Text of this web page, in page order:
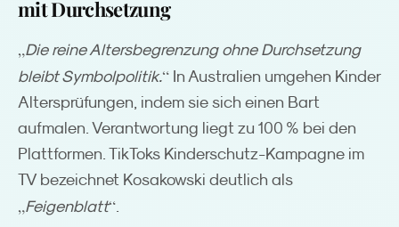
mit Durchsetzung
„Die reine Altersbegrenzung ohne Durchsetzung
bleibt Symbolpolitik.“ In Australien umgehen Kinder
Altersprüfungen, indem sie sich einen Bart
aufmalen. Verantwortung liegt zu 100 % bei den
Plattformen. TikToks Kinderschutz-Kampagne im
TV bezeichnet Kosakowski deutlich als
„Feigenblatt“.